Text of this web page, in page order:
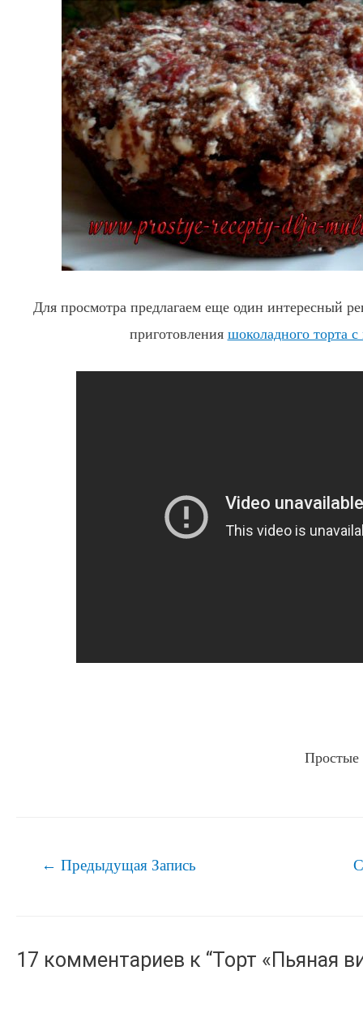
Для просмотра предлагаем еще один интересный
приготовления шоколадного торта
Простые
Навигация
← Предыдущая Запись
17 комментариев к “Торт «Пьяная